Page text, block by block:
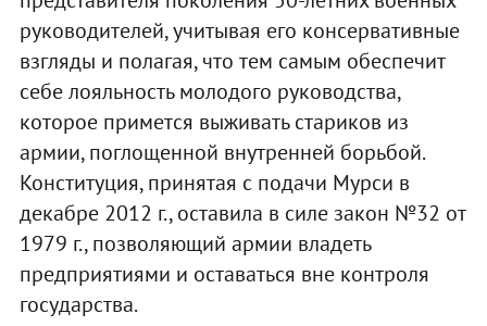
руководителей, учитывая его консервативные
взгляды и полагая, что тем самым обеспечит
себе лояльность молодого руководства,
которое примется выживать стариков из
армии, поглощенной внутренней борьбой.
Конституция, принятая с подачи Мурси в
декабре 2012 г., оставила в силе закон №32 от
1979 г., позволяющий армии владеть
предприятиями и оставаться вне контроля
государства.